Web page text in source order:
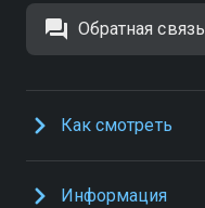
Обратная связь
Как смотреть
Информация